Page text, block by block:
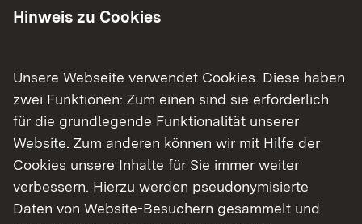
Baden-Württemberg warten unzählige
Studiengangsuche schnell den passenden
Studienplatz. Außerdem gibt's eine Schritt-für-
Schritt-Anleitung zu deinem Traum-Studium.
Finde dein Studium in Baden-Württemberg
Hinweis zu Cookies
Unsere Webseite verwendet Cookies. Diese haben
zwei Funktionen: Zum einen sind sie erforderlich
für die grundlegende Funktionalität unserer
Website. Zum anderen können wir mit Hilfe der
Cookies unsere Inhalte für Sie immer weiter
verbessern. Hierzu werden pseudonymisierte
Daten von Website-Besuchern gesammelt und